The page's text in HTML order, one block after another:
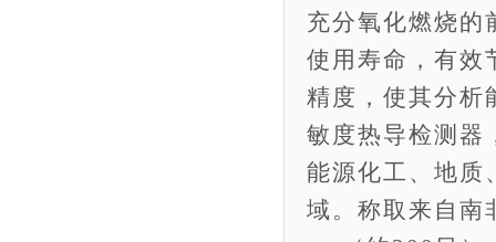
充分氧化燃烧的
使用寿命，有效
精度，使其分析
敏度热导检测器
能源化工、地质
域。称取来自南